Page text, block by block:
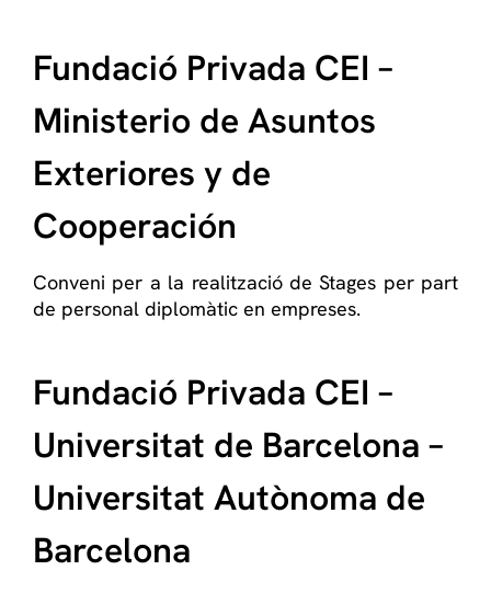
Fundació Privada CEI –
Ministerio de Asuntos
Exteriores y de
Cooperación
Conveni per a la realització de Stages per part
de personal diplomàtic en empreses.
Fundació Privada CEI –
Universitat de Barcelona –
Universitat Autònoma de
Barcelona